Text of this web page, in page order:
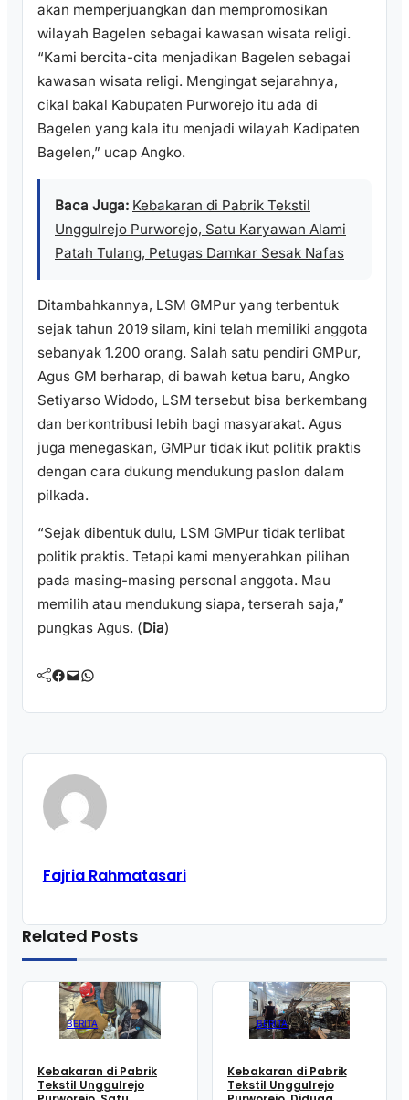
akan memperjuangkan dan mempromosikan
wilayah Bagelen sebagai kawasan wisata religi.
“Kami bercita-cita menjadikan Bagelen sebagai
kawasan wisata religi. Mengingat sejarahnya,
cikal bakal Kabupaten Purworejo itu ada di
Bagelen yang kala itu menjadi wilayah Kadipaten
Bagelen,” ucap Angko.
Baca Juga: Kebakaran di Pabrik Tekstil
Unggulrejo Purworejo, Satu Karyawan Alami
Patah Tulang, Petugas Damkar Sesak Nafas
Ditambahkannya, LSM GMPur yang terbentuk
sejak tahun 2019 silam, kini telah memiliki anggota
sebanyak 1.200 orang. Salah satu pendiri GMPur,
Agus GM berharap, di bawah ketua baru, Angko
Setiyarso Widodo, LSM tersebut bisa berkembang
dan berkontribusi lebih bagi masyarakat. Agus
juga menegaskan, GMPur tidak ikut politik praktis
dengan cara dukung mendukung paslon dalam
pilkada.
“Sejak dibentuk dulu, LSM GMPur tidak terlibat
politik praktis. Tetapi kami menyerahkan pilihan
pada masing-masing personal anggota. Mau
memilih atau mendukung siapa, terserah saja,”
pungkas Agus. (Dia)
Facebook Mail WhatsApp
Fajria Rahmatasari
Related Posts
BERITA
Kebakaran di Pabrik
Tekstil Unggulrejo
BERITA
Kebakaran di Pabrik
Tekstil Unggulrejo